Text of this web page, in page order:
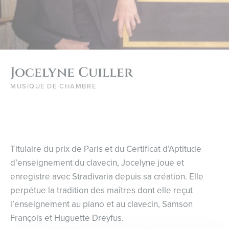
Jocelyne Cuiller
MUSIQUE DE CHAMBRE
Titulaire du prix de Paris et du Certificat d’Aptitude
d’enseignement du clavecin, Jocelyne joue et
enregistre avec Stradivaria depuis sa création. Elle
perpétue la tradition des maîtres dont elle reçut
l’enseignement au piano et au clavecin, Samson
François et Huguette Dreyfus.